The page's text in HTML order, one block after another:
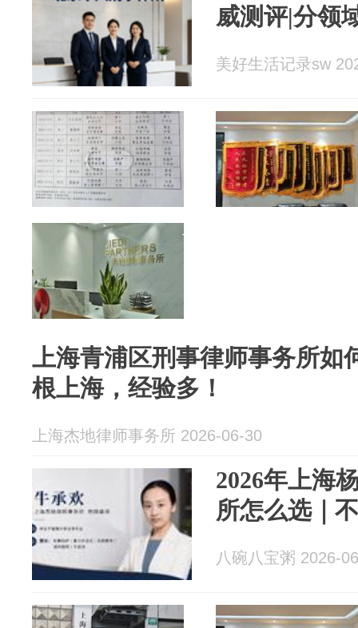
威测评|分领
美好生活记录sw
上海青浦区刑事律师事务所如
根上海，经验多！
上海杰地律师事务所 2026-06-30
2026年上海
所怎么选｜
八碗八宝粥 2026-